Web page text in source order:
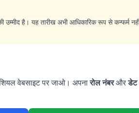
है। यह तारीख अभी आधिकारिक रूप से कन्फर्म
वेबसाइट पर जाओ। अपनारोल नंबरऔरडेट